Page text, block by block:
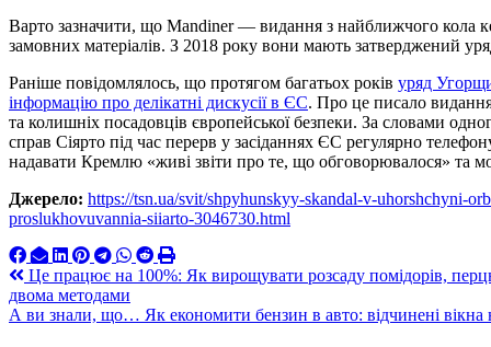
Варто зазначити, що Mandiner — видання з найближчого кола
замовних матеріалів. З 2018 року вони мають затверджений
Раніше повідомлялось, що протягом багатьох років уряд
інформацію про делікатні дискусії в ЄС. Про це писало
та колишніх посадовців європейської безпеки. За словами
справ Сіярто під час перерв у засіданнях ЄС регулярно
надавати Кремлю «живі звіти про те, що обговорювалося» та
Джерело: https://tsn.ua/svit/shpyhunskyy-skandal-v-uhorshchyni-
proslukhovuvannia-siiarto-3046730.html
Навигация
по
Це працює на 100%: Як вирощувати розсаду помідорів,
двома методами
А ви знали, що… Як економити бензин в авто: відчинені